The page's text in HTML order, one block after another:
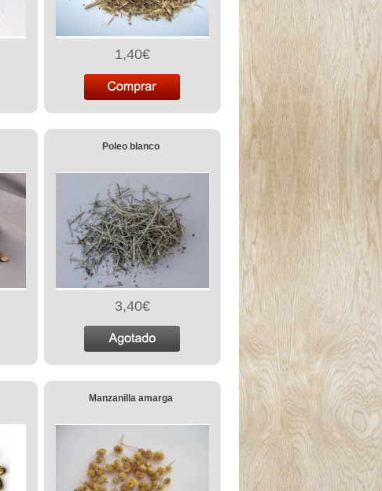
1,40€
Poleo blanco
3,40€
Manzanilla amarga